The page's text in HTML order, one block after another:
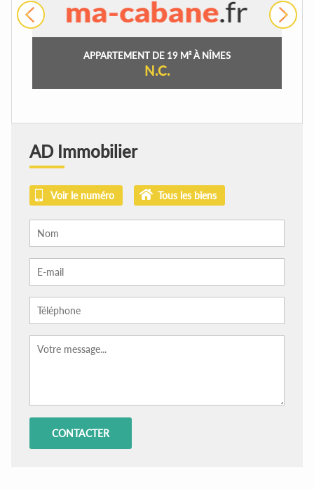
APPARTEMENT DE 19 M² À NÎMES
N.C.
›
AD Immobilier
Voir le numéro Tous les biens